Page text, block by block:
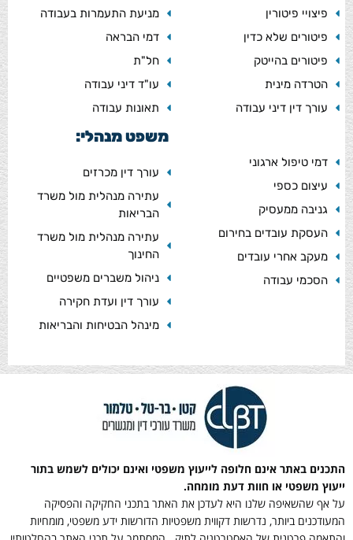
פיצויי פיטורין
פיטורים שלא כדין
פיטורים בהייטק
הטרדה מינית
עורך דין דיני עבודה
מניעת התעמרות בעבודה
דמי הבראה
חל"ת
עו"ד דיני עבודה
תאונות עבודה
דמי טיפול ארגוני
עיצום כספי
גניבה ממעסיק
העסקת עובדים בחירום
מעקב אחרי עובדים
הסכמי עבודה
משפט מנהלי:
עורך דין מכרזים
עתירה מנהלית מול משרד
הבריאות
עתירה מנהלית מול משרד
החינוך
ניהול משברים משפטיים
עורך דין ועדת חקירה
מינהל הבטיחות והבריאות
התכנים באתר אינם חלופה לייעוץ משפטי ואינם יכולים לשמש בתור
ייעוץ משפטי או חוות דעת מומחה.
על אף שהשאיפה שלנו היא לעדכן את האתר בתכני החקיקה והפסיקה
המעודכנים ביותר, נדרשות דקווית משפטיות הדורשות ידע משפטי, מומחיות